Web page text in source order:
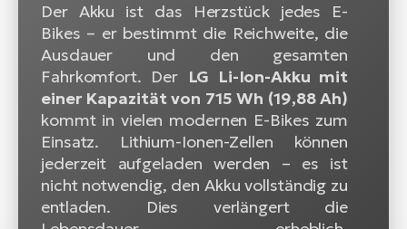
Der Akku ist das Herzstück jedes E-
Bikes – er bestimmt die Reichweite, die
Ausdauer und den gesamten
Fahrkomfort. Der LG Li-Ion-Akku mit
einer Kapazität von 715 Wh (19,88 Ah)
kommt in vielen modernen E-Bikes zum
Einsatz. Lithium-Ionen-Zellen können
jederzeit aufgeladen werden – es ist
nicht notwendig, den Akku vollständig zu
entladen. Dies verlängert die